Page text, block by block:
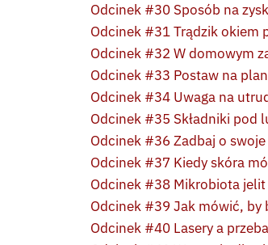
Odcinek #30 Sposób na
Odcinek #31 Trądzik okiem
Odcinek #32 W domowym
Odcinek #33 Postaw na plan
Odcinek #34 Uwaga na
Odcinek #35 Składniki pod
Odcinek #36 Zadbaj o
Odcinek #37 Kiedy skóra
Odcinek #38 Mikrobiota
Odcinek #39 Jak mówić, by
Odcinek #40 Lasery a